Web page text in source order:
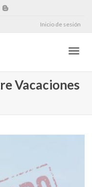
Inicio de sesión
Vacaciones